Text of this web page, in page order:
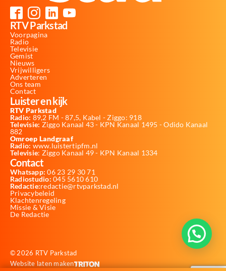
RTV Parkstad
Voorpagina
Radio
Televisie
Gemist
Nieuws
Vrijwilligers
Adverteren
Ons team
Contact
Luister en kijk
RTV Parkstad
Radio: 89,2 FM - 87,5, Kabel - Ziggo: 918
Televisie: Ziggo Kanaal 43 - KPN Kanaal 1495 - Odido Kanaal
882
Omroep Landgraaf
Radio: www.luistertipfm.nl
Televisie: Ziggo Kanaal 49 - KPN Kanaal 1334
Contact
Whatsapp: 06 23 29 30 71
Radiostudio: 045 5610 610
Redactie:redactie@rtvparkstad.nl
Privacybeleid
Klachtenregeling
Missie & Visie
De Redactie
© 2026 RTV Parkstad
Website laten maken